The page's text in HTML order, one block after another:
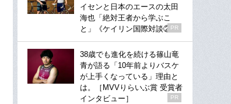
イセンと日本のエースの太田
海也「絶対王者から学ぶこ
と」《ケイリン国際対談②》
PR
38歳でも進化を続ける篠山竜
青が語る「10年前よりバスケ
が上手くなっている」理由と
は。［MVVりらいぶ賞 受賞者
インタビュー］
PR